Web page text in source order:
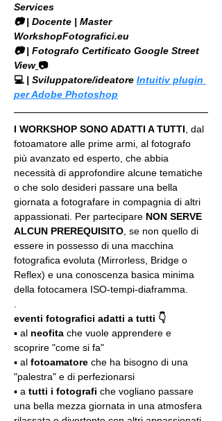
Services
​📷 | Docente | Master
WorkshopFotografici.eu
📷 | Fotografo Certificato Google Street
View 📷
💻 | Sviluppatore/ideatore Intuitiv plugin
per Adobe Photoshop
I WORKSHOP SONO ADATTI A TUTTI , dal
fotoamatore alle prime armi, al fotografo
più avanzato ed esperto, che abbia
necessità di approfondire alcune tematiche
o che solo desideri passare una bella
giornata a fotografare in compagnia di altri
appassionati. Per partecipare NON SERVE
ALCUN PREREQUISITO , se non quello di
essere in possesso di una macchina
fotografica evoluta (Mirrorless, Bridge o
Reflex) e una conoscenza basica minima
della fotocamera ISO-tempi-diaframma.
eventi fotografici adatti a tutti 👇
▪️ al neofita che vuole apprendere e
scoprire "come si fa"
▪️ al fotoamatore che ha bisogno di una
"palestra" e di perfezionarsi
▪️ a tutti i fotografi che vogliano passare
una bella mezza giornata in una atmosfera